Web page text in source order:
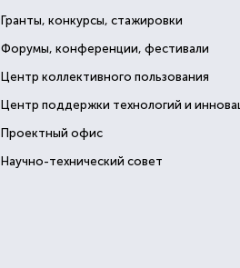
Гранты, конкурсы, стажировки
Форумы, конференции, фестивали
Центр коллективного пользования
Центр поддержки технологий и
Проектный офис
Научно-технический совет